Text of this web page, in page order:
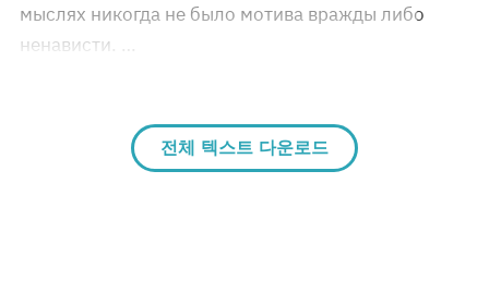
мыслях никогда не было мотива вражды либо
ненависти. …
전체 텍스트 다운로드